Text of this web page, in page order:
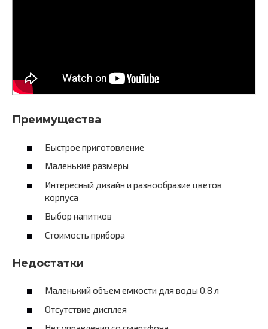
Преимущества
Быстрое приготовление
Маленькие размеры
Интересный дизайн и разнообразие цветов
корпуса
Выбор напитков
Стоимость прибора
Недостатки
Маленький объем емкости для воды 0,8 л
Отсутствие дисплея